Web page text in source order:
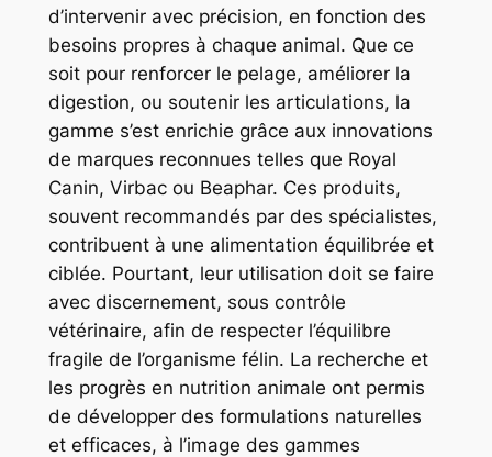
d’intervenir avec précision, en fonction des
besoins propres à chaque animal. Que ce
soit pour renforcer le pelage, améliorer la
digestion, ou soutenir les articulations, la
gamme s’est enrichie grâce aux innovations
de marques reconnues telles que Royal
Canin, Virbac ou Beaphar. Ces produits,
souvent recommandés par des spécialistes,
contribuent à une alimentation équilibrée et
ciblée. Pourtant, leur utilisation doit se faire
avec discernement, sous contrôle
vétérinaire, afin de respecter l’équilibre
fragile de l’organisme félin. La recherche et
les progrès en nutrition animale ont permis
de développer des formulations naturelles
et efficaces, à l’image des gammes